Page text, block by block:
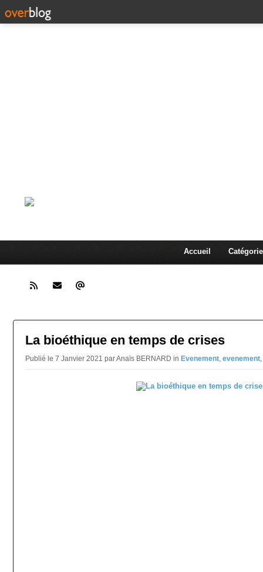
Accueil
La bioéthique en temps de crises
Publié le 7 Janvier 2021 par Anaïs BERNARD in Evenement, evenement,